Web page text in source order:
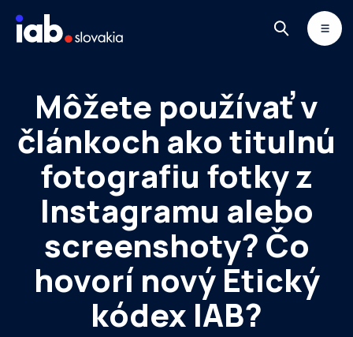
NEWSLETTER
Môžete používať v
článkoch ako titulnú
fotografiu fotky z
Instagramu alebo
screenshoty? Čo
hovorí nový Etický
kódex IAB?